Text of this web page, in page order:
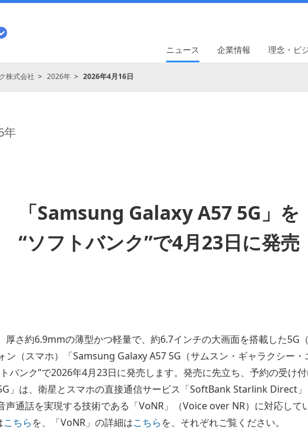
ニュース 企業情報 理念・ビ
株式会社 2026年 2026年4月16日
年
「Samsung Galaxy A57 5G」を
“ソフトバンク”で4月23日に発売
厚さ約6.9mmの薄型かつ軽量で、約6.7インチの大画面を搭載した5G
ン（スマホ）「Samsung Galaxy A57 5G（サムスン・ギャラクシー
バンク”で2026年4月23日に発売します。発売に先立ち、予約の受け付
」は、衛星とスマホの直接通信サービス「SoftBank Starlink Direct
声通話を実現する技術である「VoNR」（Voice over NR）に対応し
こちらを、「VoNR」の詳細はこちらを、それぞれご覧ください。